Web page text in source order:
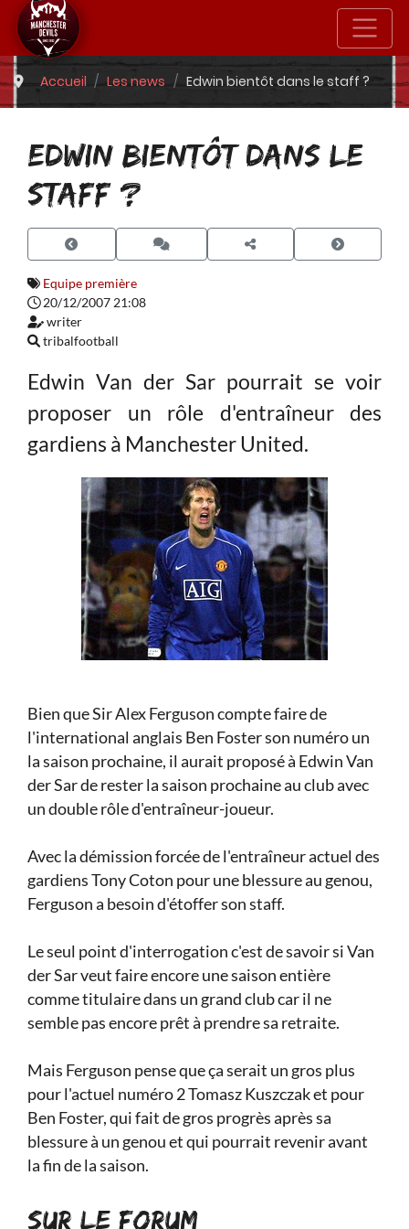
Accueil Les news Edwin bientôt dans le staff ?
EDWIN BIENTÔT DANS LE
STAFF ?
Equipe première
20/12/2007 21:08
writer
tribalfootball
Edwin Van der Sar pourrait se voir
proposer un rôle d'entraîneur des
gardiens à Manchester United.
Bien que Sir Alex Ferguson compte faire de
l'international anglais Ben Foster son numéro un
la saison prochaine, il aurait proposé à Edwin Van
der Sar de rester la saison prochaine au club avec
un double rôle d'entraîneur-joueur.
Avec la démission forcée de l'entraîneur actuel des
gardiens Tony Coton pour une blessure au genou,
Ferguson a besoin d'étoffer son staff.
Le seul point d'interrogation c'est de savoir si Van
der Sar veut faire encore une saison entière
comme titulaire dans un grand club car il ne
semble pas encore prêt à prendre sa retraite.
Mais Ferguson pense que ça serait un gros plus
pour l'actuel numéro 2 Tomasz Kuszczak et pour
Ben Foster, qui fait de gros progrès après sa
blessure à un genou et qui pourrait revenir avant
la fin de la saison.
SUR LE FORUM